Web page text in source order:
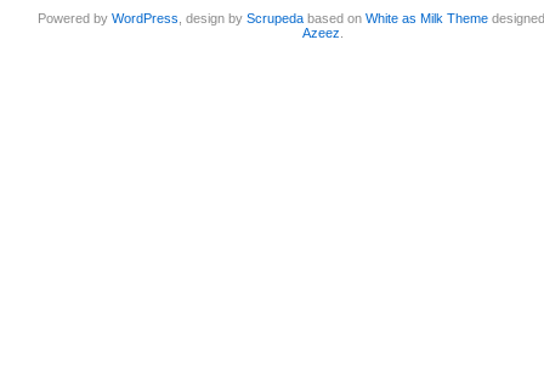
Powered byWordPress , design byScrupeda based onWhite as Milk Theme
Azeez